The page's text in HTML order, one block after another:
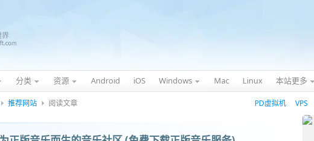
分类 资源 Android iOS Windows Mac Linux 本站更多
推荐网站 阅读文章 PD虚拟机 VPS